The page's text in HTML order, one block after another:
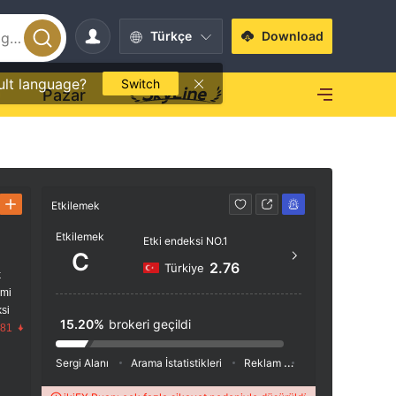
Türkçe
language? Switch
Download
Pazar
Etkilemek
Etkilemek
C
Etki endeksi NO.1
Türkiye 2.76
15.20% brokeri geçildi
Sergi Alanı Arama İstatistikleri Reklam